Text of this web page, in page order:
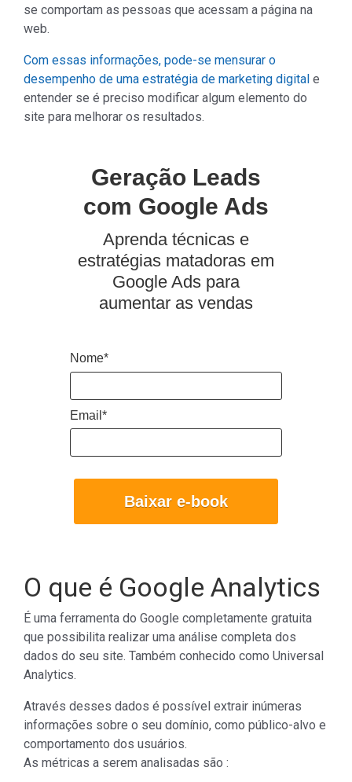
se comportam as pessoas que acessam a página na
web.
Com essas informações, pode-se mensurar o
desempenho de uma estratégia de marketing digital e
entender se é preciso modificar algum elemento do
site para melhorar os resultados.
Geração Leads
com Google Ads
Aprenda técnicas e
estratégias matadoras em
Google Ads para
aumentar as vendas
Nome*
Email*
Baixar e-book
O que é Google Analytics
É uma ferramenta do Google completamente gratuita
que possibilita realizar uma análise completa dos
dados do seu site. Também conhecido como Universal
Analytics.
Através desses dados é possível extrair inúmeras
informações sobre o seu domínio, como público-alvo e
comportamento dos usuários.
As métricas a serem analisadas são :